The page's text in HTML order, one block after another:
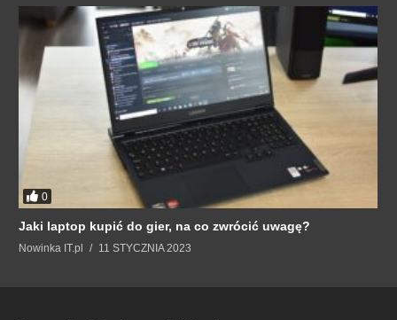
0
Jaki laptop kupić do gier, na co zwrócić uwagę?
Nowinka IT.pl 11 STYCZNIA 2023